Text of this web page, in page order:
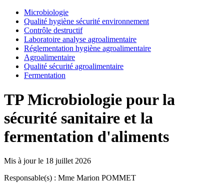
Microbiologie
Qualité hygiène sécurité environnement
Contrôle destructif
Laboratoire analyse agroalimentaire
Réglementation hygiène agroalimentaire
Agroalimentaire
Qualité sécurité agroalimentaire
Fermentation
TP Microbiologie pour la
sécurité sanitaire et la
fermentation d'aliments
Mis à jour le 18 juillet 2026
Responsable(s) : Mme Marion POMMET